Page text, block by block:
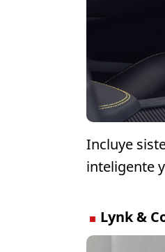
Incluye
inteligente
Lynk &